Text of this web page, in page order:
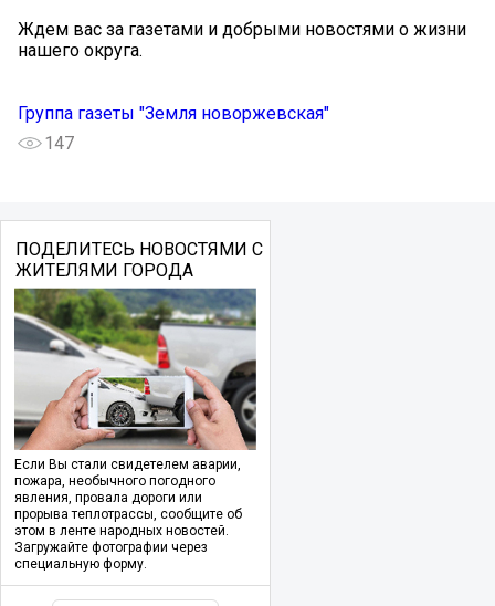
Ждем вас за газетами и добрыми новостями о жизни
нашего округа.
Группа газеты "Земля новоржевская"
147
ПОДЕЛИТЕСЬ НОВОСТЯМИ С
ЖИТЕЛЯМИ ГОРОДА
Если Вы стали свидетелем аварии,
пожара, необычного погодного
явления, провала дороги или
прорыва теплотрассы, сообщите об
этом в ленте народных новостей.
Загружайте фотографии через
специальную форму.